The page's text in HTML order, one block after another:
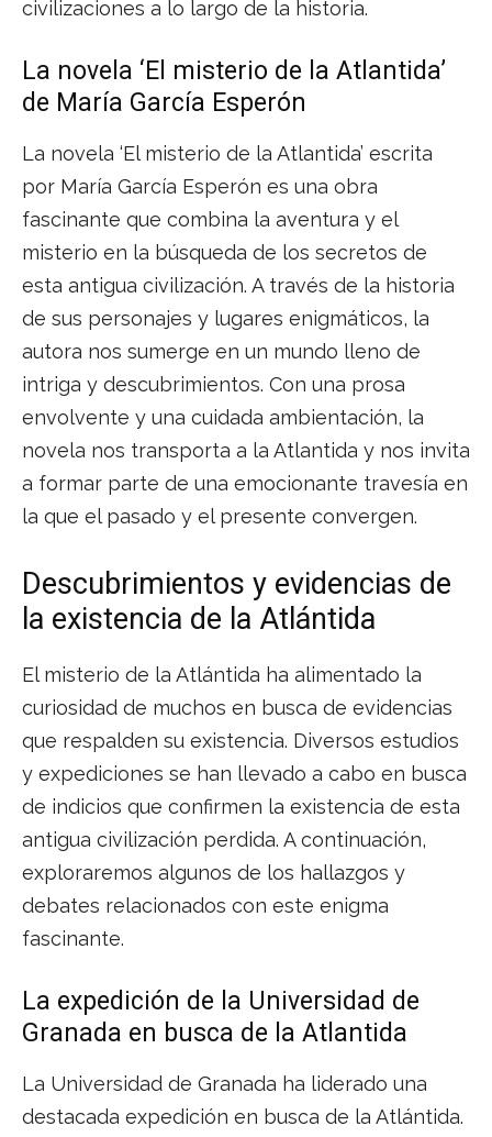
civilizaciones a lo largo de la historia.
La novela ‘El misterio de la Atlantida’
de María García Esperón
La novela ‘El misterio de la Atlantida’ escrita
por María García Esperón es una obra
fascinante que combina la aventura y el
misterio en la búsqueda de los secretos de
esta antigua civilización. A través de la historia
de sus personajes y lugares enigmáticos, la
autora nos sumerge en un mundo lleno de
intriga y descubrimientos. Con una prosa
envolvente y una cuidada ambientación, la
novela nos transporta a la Atlantida y nos invita
a formar parte de una emocionante travesía en
la que el pasado y el presente convergen.
Descubrimientos y evidencias de
la existencia de la Atlántida
El misterio de la Atlántida ha alimentado la
curiosidad de muchos en busca de evidencias
que respalden su existencia. Diversos estudios
y expediciones se han llevado a cabo en busca
de indicios que confirmen la existencia de esta
antigua civilización perdida. A continuación,
exploraremos algunos de los hallazgos y
debates relacionados con este enigma
fascinante.
La expedición de la Universidad de
Granada en busca de la Atlantida
La Universidad de Granada ha liderado una
destacada expedición en busca de la Atlántida.